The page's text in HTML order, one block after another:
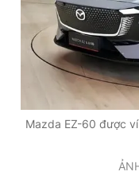
Mazda EZ-60 được